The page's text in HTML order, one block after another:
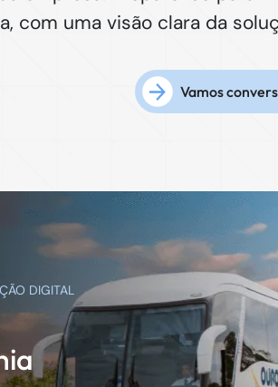
com uma visão clara da
Vamos
DIGITAL